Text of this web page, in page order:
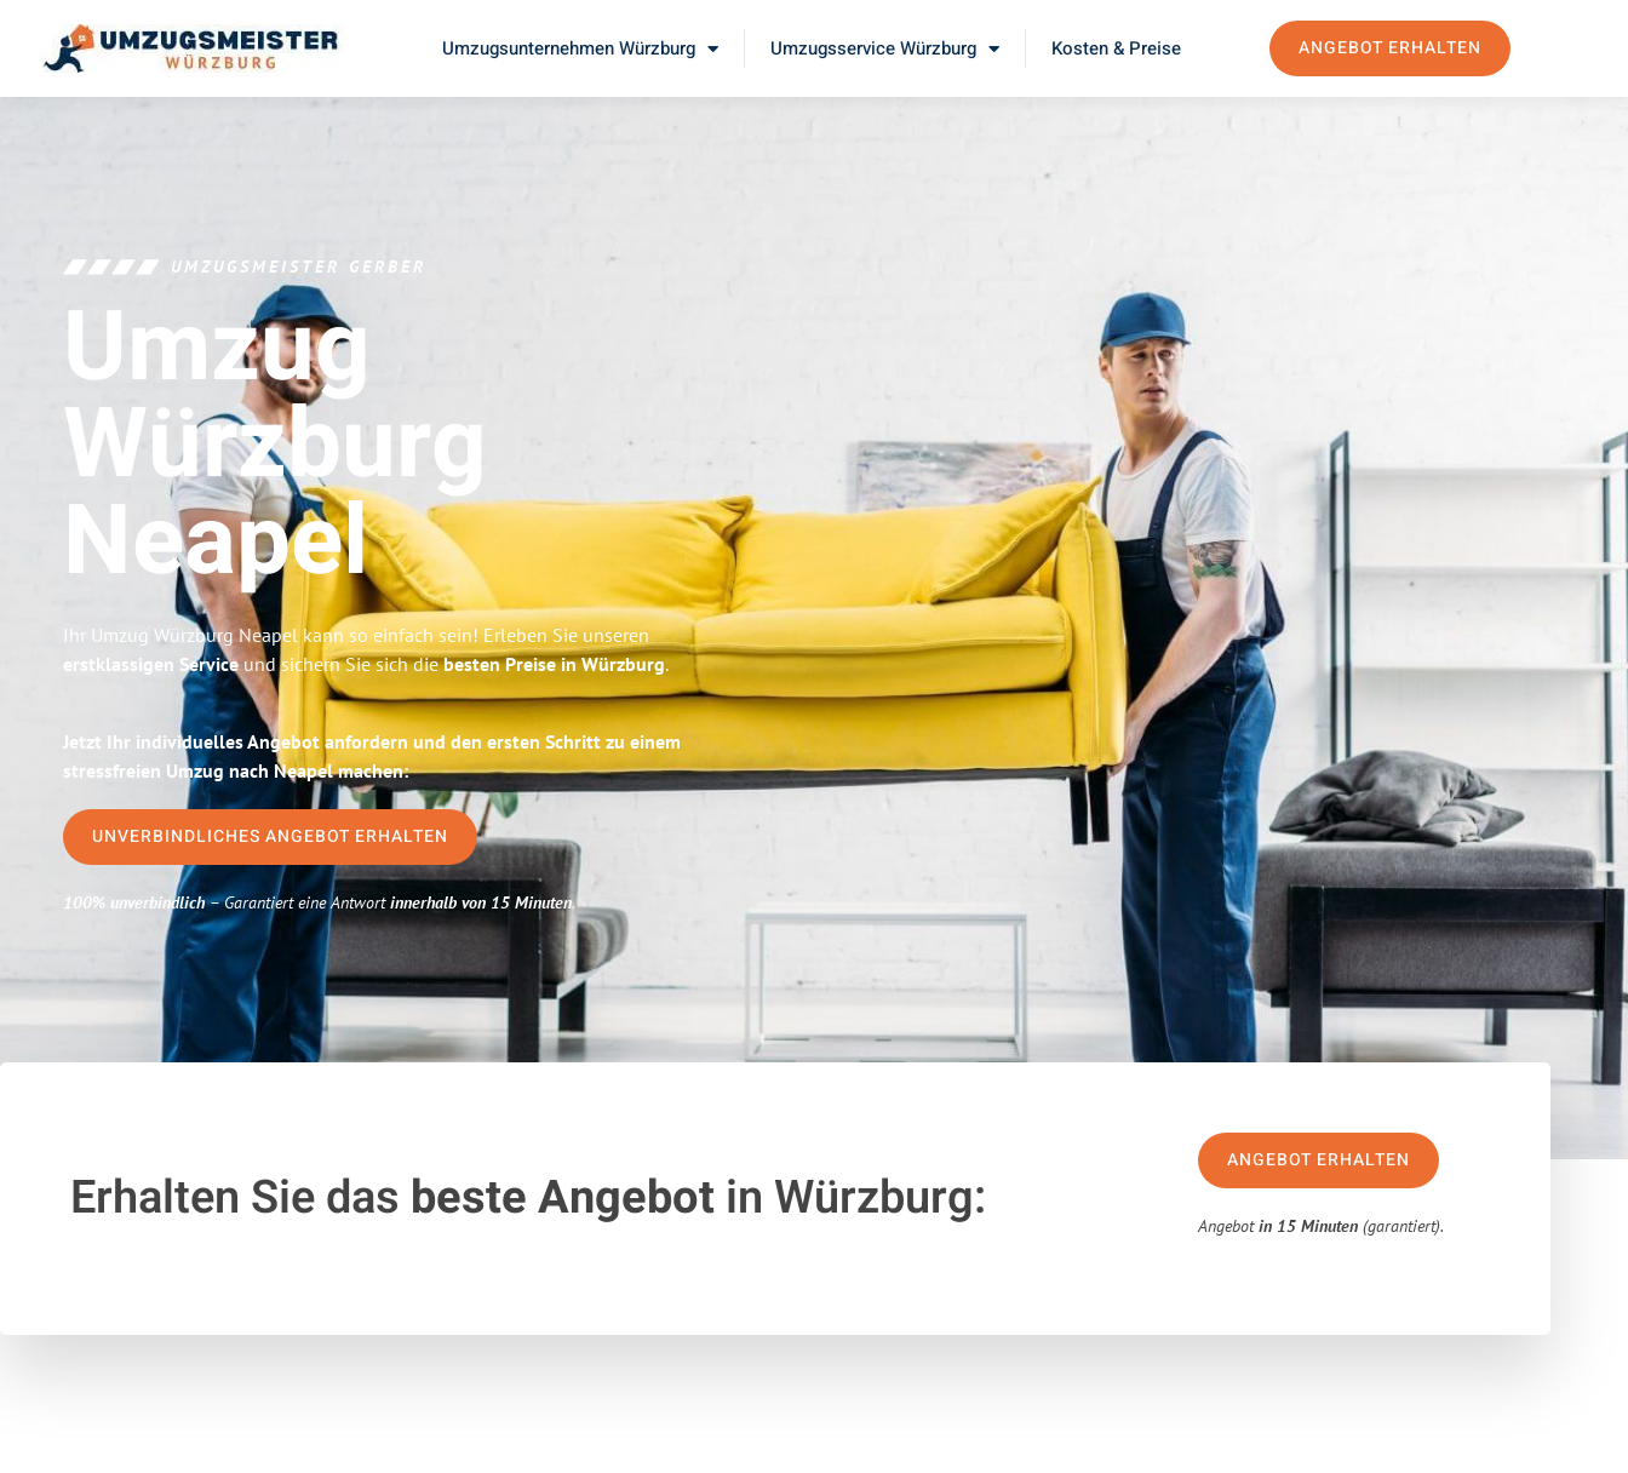
Umzugsunternehmen Würzburg Umzugsservice Würzburg Kosten & Preise ANGEBOT ERHALTEN
UMZUGSMEISTER GERBER
Umzug
Würzburg
Neapel
Ihr Umzug Würzburg Neapel kann so einfach sein! Erleben Sie unseren
erstklassigen Serviceund sichern Sie sich diebesten Preise in Würzburg.
Jetzt Ihr individuelles Angebot anfordern und den ersten Schritt zu einem
stressfreien Umzug nach Neapel machen:
UNVERBINDLICHES ANGEBOT ERHALTEN
100% unverbindlich– Garantiert eine Antwortinnerhalb von 15 Minuten.
Erhalten Sie das beste Angebotin Würzburg:
ANGEBOT ERHALTEN
Angebotin 15 Minuten (garantiert).